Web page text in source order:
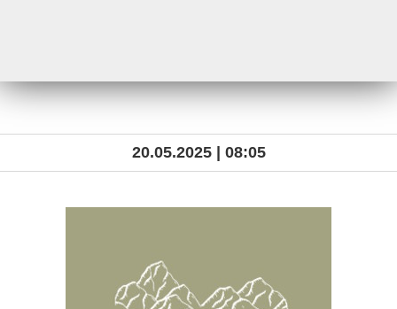
20.05.2025 | 08:05